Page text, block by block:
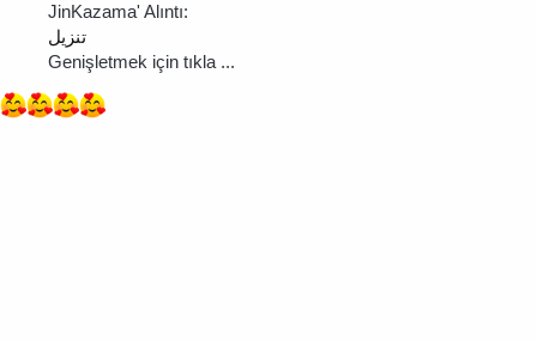
JinKazama' Alıntı:
تنزيل
Genişletmek için tıkla ...